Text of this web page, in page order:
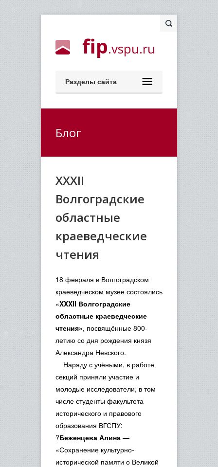
fip.vspu.ru
Разделы сайта
Блог
XXXII
Волгоградские
областные
краеведческие
чтения
18 февраля в Волгоградском
краеведческом музее состоялись
«XXXII Волгоградские
областные краеведческие
чтения», посвящённые 800-
летию со дня рождения князя
Александра Невского.
Наряду с учёными, в работе
секций приняли участие и
молодые исследователи, в том
числе студенты факультета
исторического и правового
образования ВГСПУ:
?Беженцева Алина —
«Сохранение культурно-
исторической памяти о Великой